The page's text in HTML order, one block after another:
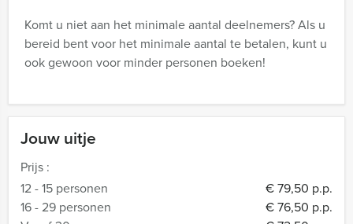
Jouw uitje
Prijs :
12 - 15 personen
€ 79,50 p.p.
16 - 29 personen
€ 76,50 p.p.
Komt u niet aan het minimale aantal deelnemers? Als u
bereid bent voor het minimale aantal te betalen, kunt u
ook gewoon voor minder personen boeken!